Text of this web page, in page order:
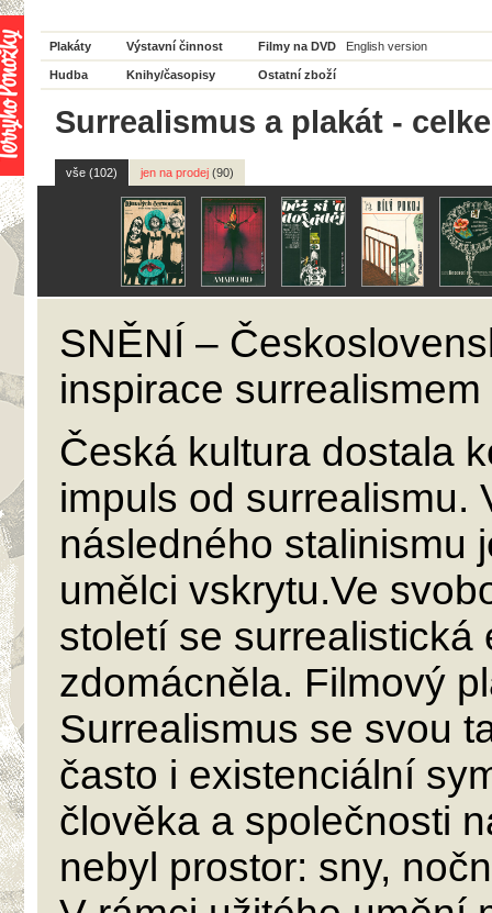
Plakáty Výstavní činnost Filmy na DVD English version
Hudba Knihy/časopisy Ostatní zboží
Surrealismus a plakát -
vše (102) jen na prodej (90)
SNĚNÍ –
inspirace surrealismem
Česká kultura dostala
impuls od surrealismu.
následného stalinismu
umělci vskrytu.Ve
století se surrealistická
zdomácněla. Filmový
Surrealismus se svou
často i existenciální
člověka a společnosti
nebyl prostor: sny,